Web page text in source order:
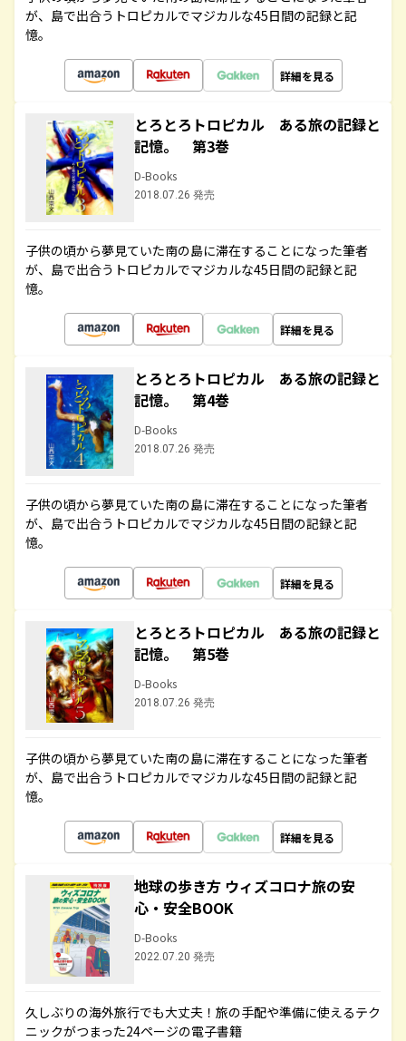
が、島で出合うトロピカルでマジカルな45日間の記録と記
憶。
詳細を見る
とろとろトロピカル ある旅の記録と
記憶。 第3巻
D-Books
2018.07.26 発売
子供の頃から夢見ていた南の島に滞在することになった筆者
が、島で出合うトロピカルでマジカルな45日間の記録と記
憶。
詳細を見る
とろとろトロピカル ある旅の記録と
記憶。 第4巻
D-Books
2018.07.26 発売
子供の頃から夢見ていた南の島に滞在することになった筆者
が、島で出合うトロピカルでマジカルな45日間の記録と記
憶。
詳細を見る
とろとろトロピカル ある旅の記録と
記憶。 第5巻
D-Books
2018.07.26 発売
子供の頃から夢見ていた南の島に滞在することになった筆者
が、島で出合うトロピカルでマジカルな45日間の記録と記
憶。
詳細を見る
地球の歩き方 ウィズコロナ旅の安
心・安全BOOK
D-Books
2022.07.20 発売
久しぶりの海外旅行でも大丈夫！旅の手配や準備に使えるテク
ニックがつまった24ページの電子書籍